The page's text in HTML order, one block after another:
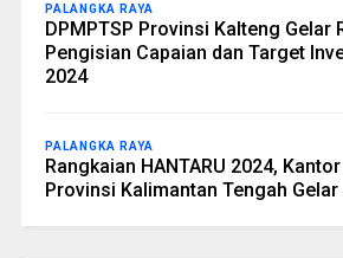
PALANGKA RAYA
DPMPTSP Provinsi Kalteng Gelar
Pengisian Capaian dan Target
2024
PALANGKA RAYA
Rangkaian HANTARU 2024,
Provinsi Kalimantan Tengah